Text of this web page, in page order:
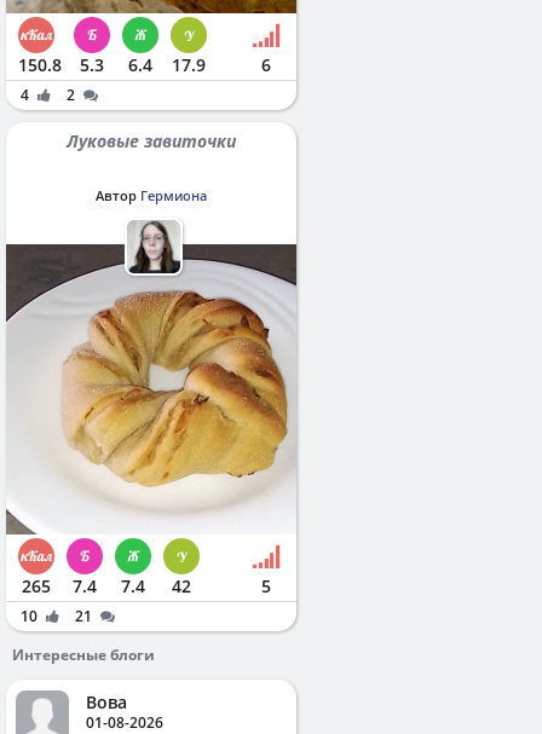
150.8 5.3 6.4 17.9 6
4 2
Луковые завиточки
Автор Гермиона
265 7.4 7.4 42 5
10
21
Интересные блоги
Вова
01-08-2026